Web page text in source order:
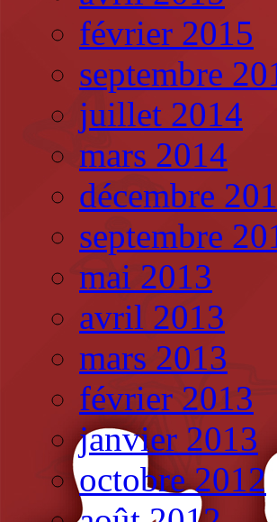
février 2015
septembre
juillet 2014
mars 2014
décembre
septembre
mai 2013
avril 2013
mars 2013
février 2013
janvier 2013
octobre 2012